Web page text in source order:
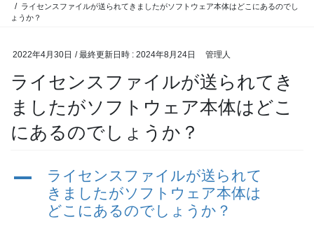
ライセンスファイルが送られてきましたがソフトウェア本体はどこにあるのでし
ょうか？
2022年4月30日 / 最終更新日時 : 2024年8月24日 管理人
ライセンスファイルが送られてき
ましたがソフトウェア本体はどこ
にあるのでしょうか？
A
ライセンスファイルが送られて
きましたがソフトウェア本体は
どこにあるのでしょうか？